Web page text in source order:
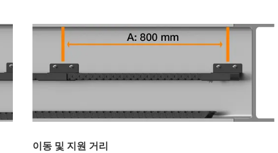
이동 및 지원 거리